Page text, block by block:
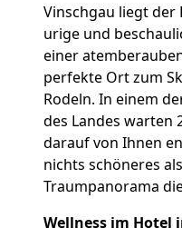
Vinschgau liegt der
urige und
einer
perfekte Ort zum
Rodeln. In einem
des Landes warten
darauf von Ihnen
nichts schöneres
Traumpanorama
Wellness im Hotel